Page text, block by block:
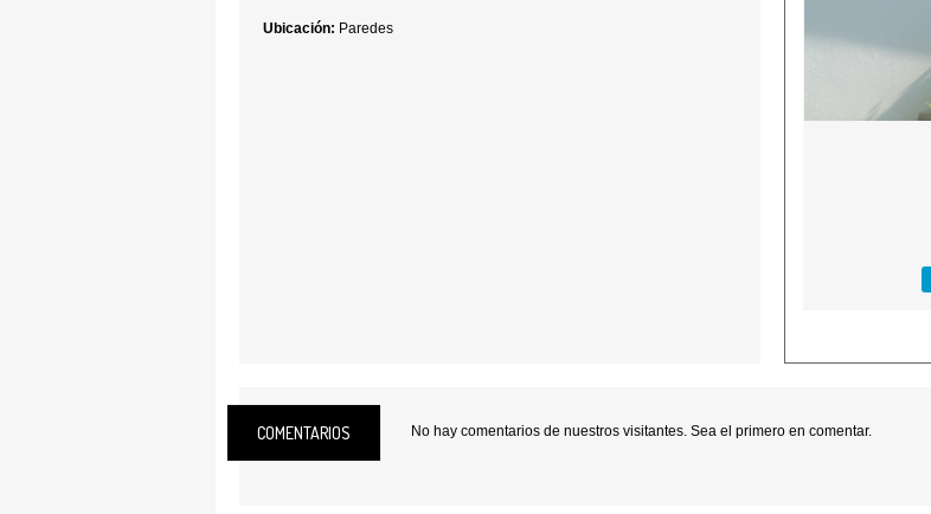
Ubicación: Paredes
COMENTARIOS No hay comentarios de nuestros visitantes. Sea el primero en comentar.